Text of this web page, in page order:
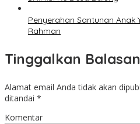
Penyerahan Santunan Anak
Rahman
Tinggalkan Balasan
Alamat email Anda tidak akan
ditandai *
Komentar